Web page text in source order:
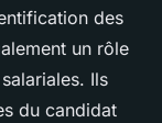
des
un rôle
Ils
du candidat